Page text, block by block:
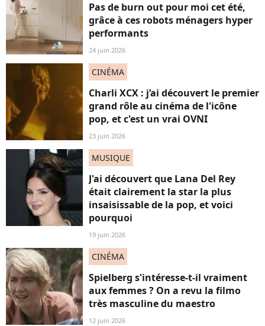
Pas de burn out pour moi cet été,
grâce à ces robots ménagers hyper
performants
24 juin 2026
CINÉMA
Charli XCX : j’ai découvert le premier
grand rôle au cinéma de l'icône
pop, et c'est un vrai OVNI
23 juin 2026
MUSIQUE
J'ai découvert que Lana Del Rey
était clairement la star la plus
insaisissable de la pop, et voici
pourquoi
19 juin 2026
CINÉMA
Spielberg s'intéresse-t-il vraiment
aux femmes ? On a revu la filmo
très masculine du maestro
12 juin 2026